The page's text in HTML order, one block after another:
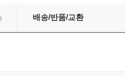
배송/반품/교환